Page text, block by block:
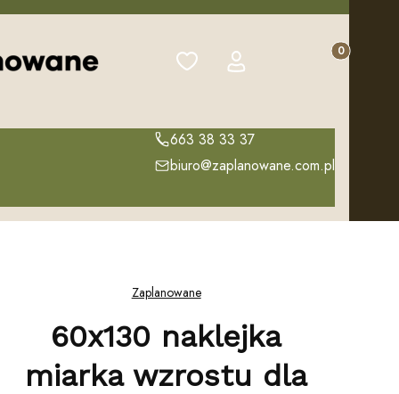
Ulubione Zaloguj się Produkty w
Koszyk
663 38 33 37
biuro@zaplanowane.com.pl
Zaplanowane
60x130 naklejka
miarka wzrostu dla